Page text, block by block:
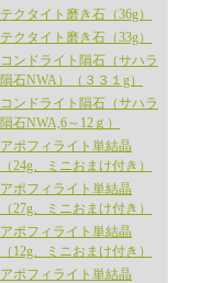
テクタイト磨き石（36g）
テクタイト磨き石（33g）
コンドライト隕石（サハラ
隕石NWA）（３３１g）
コンドライト隕石（サハラ
隕石NWA,6～12ｇ）
アポフィライト単結晶
（24g、ミニおまけ付き）
アポフィライト単結晶
（27g、ミニおまけ付き）
アポフィライト単結晶
（12g、ミニおまけ付き）
アポフィライト単結晶